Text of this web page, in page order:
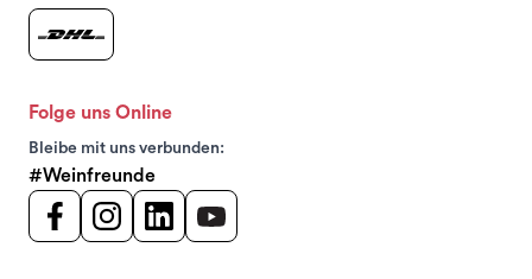
Folge uns Online
Bleibe mit uns verbunden:
#Weinfreunde